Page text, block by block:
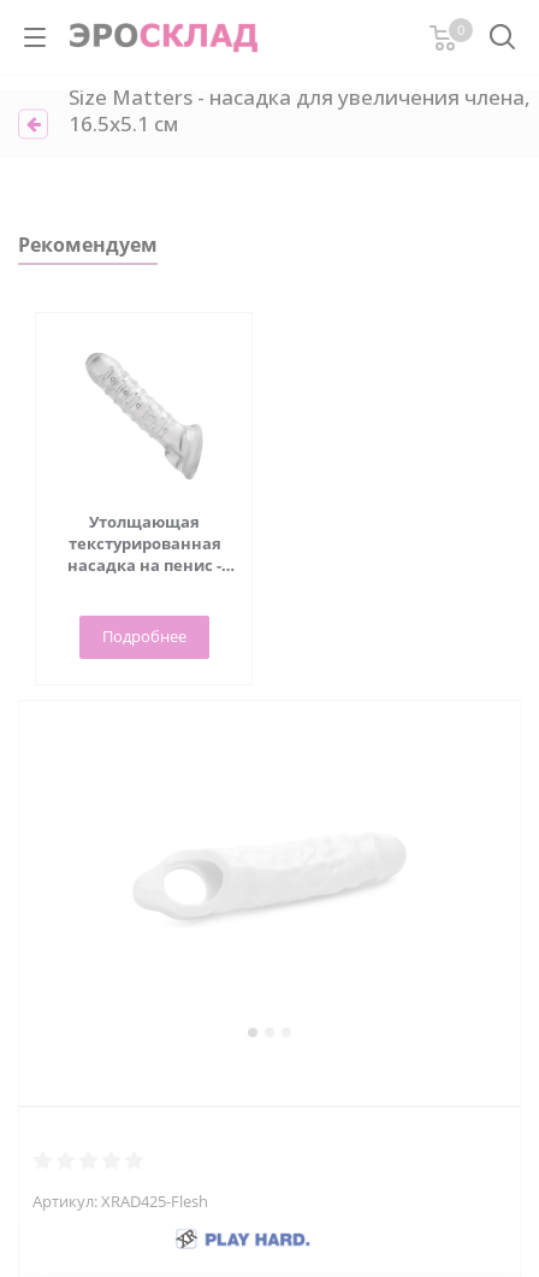
0
Size Matters - насадка для увеличения члена,
16.5х5.1 см
Рекомендуем
Утолщающая
текстурированная
насадка на пенис -
Подробнее
Артикул:XRAD425-Flesh